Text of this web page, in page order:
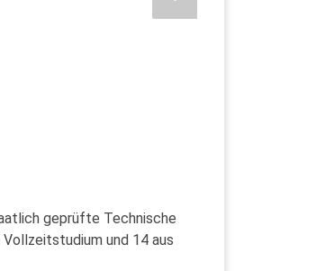
geprüfte Technische
und 14 aus